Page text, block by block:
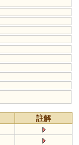
註解